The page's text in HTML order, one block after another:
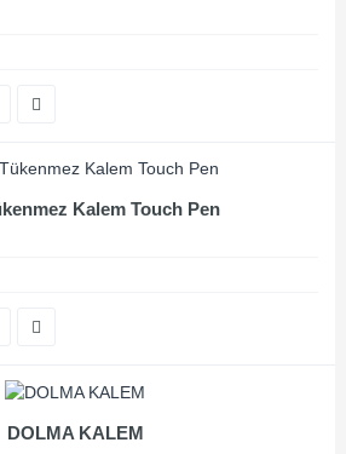
Kalem Touch Pen
DOLMA KALEM